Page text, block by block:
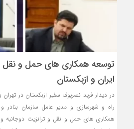
توسعه همکاری های حمل و نقل
ایران و ازبکستان
در دیدار فرید نصریوف سفیر ازبکستان در تهران
راه و شهرسازی و مدیر عامل سازمان بنادر و
همکاری های حمل و نقل و ترانزیت دوجانبه